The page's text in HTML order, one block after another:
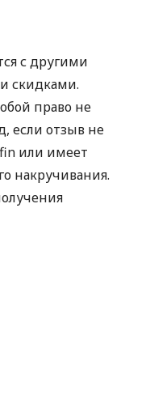
с другими
скидками.
право не
если отзыв не
или имеет
накручивания.